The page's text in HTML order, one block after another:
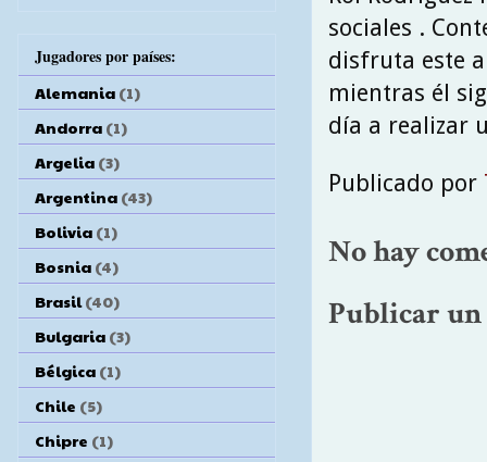
sociales .
disfruta este
mientras él
día a realizar
Publicado por
No hay
Publicar
Jugadores por países:
Alemania (1)
Andorra (1)
Argelia (3)
Argentina (43)
Bolivia (1)
Bosnia (4)
Brasil (40)
Bulgaria (3)
Bélgica (1)
Chile (5)
Chipre (1)